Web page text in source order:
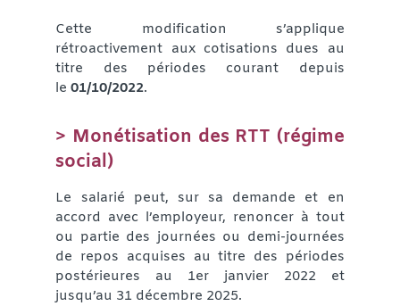
Cette modification s’applique
rétroactivement aux cotisations dues au
titre des périodes courant depuis
le01/10/2022.
> Monétisation des RTT (régime
social)
Le salarié peut, sur sa demande et en
accord avec l’employeur, renoncer à tout
ou partie des journées ou demi-journées
de repos acquises au titre des périodes
postérieures au 1er janvier 2022 et
jusqu’au 31 décembre 2025.